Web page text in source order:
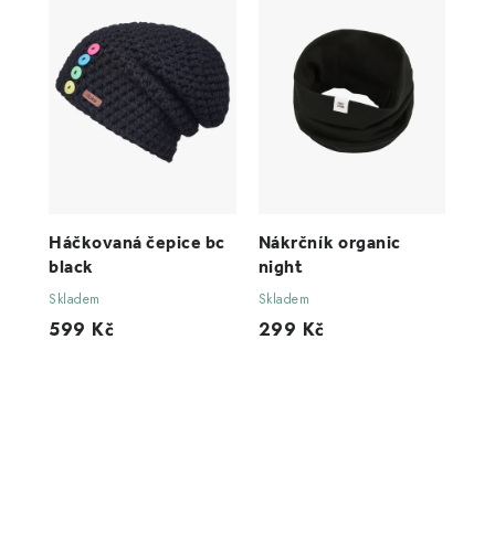
Háčkovaná čepice bc
black
Skladem
599 Kč
Nákrčník organic
night
Skladem
299 Kč